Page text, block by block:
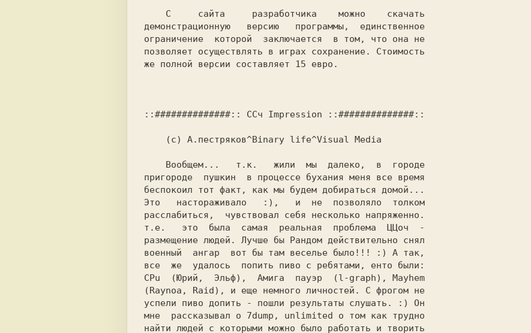
демонстрационную   версию   программы,  единственное
ограничение  которой  заключается  в том, что она не
позволяет осуществлять в играх сохранение. Стоимость
же полной версии составляет 15 евро.
::##############:: CCч Impression ::##############::
пригороде  пушкин  в процессе бухания меня все время
беспокоил тот факт, как мы будем добираться домой...
Это   настораживало   :),   и  не  позволяло  толком
т.е.   это  была  самая  реальная  проблема  ЦЦоч  -
размещение людей. Лучше бы Рандом действительно снял
военный  ангар  вот бы там веселье было!!! :) A так,
все  же  удалось  попить пиво с ребятами, енто были:
CPu  (Юрий,  Эльф),  Амига  пауэр  (l-graph), Mayhem
(Raynoa, Raid), и еще немного личностей. C фрогом не
успели пиво допить - пошли результаты слушать. :) Он
мне  рассказывал о 7dump, unlimited о том как трудно
найти людей с которыми можно было работать и творить